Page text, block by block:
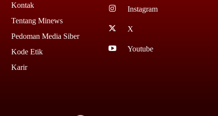
Kontak
Tentang Minews
Pedoman Media Siber
Kode Etik
Karir
Instagram
X
Youtube